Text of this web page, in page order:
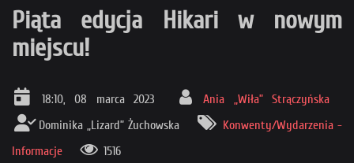
Piąta edycja Hikari w nowym
miejscu!
18:10, 08 marca 2023
Ania „Wiła” Strączyńska
Dominika „Lizard” Żuchowska
Konwenty/Wydarzenia -
Informacje
1516